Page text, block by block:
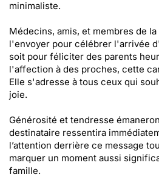
minimaliste.
Médecins, amis, et membres de
l'envoyer pour célébrer l'arrivée
soit pour féliciter des parents
l'affection à des proches, cette
Elle s'adresse à tous ceux qui
joie.
Générosité et tendresse
destinataire ressentira
l’attention derrière ce message
marquer un moment aussi
famille.